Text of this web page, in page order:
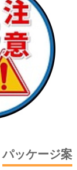
パッケージ案